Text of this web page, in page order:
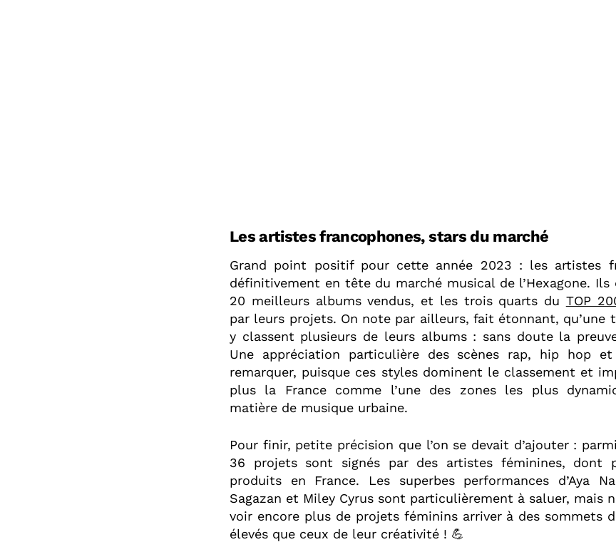
Les artistes francophones, stars du marché
Grand point positif pour cette année 2023 : les artistes
définitivement en tête du marché musical de l’Hexagone. Ils
20 meilleurs albums vendus, et les trois quarts du TOP
par leurs projets. On note par ailleurs, fait étonnant, qu’une
y classent plusieurs de leurs albums : sans doute la
Une appréciation particulière des scènes rap, hip hop
remarquer, puisque ces styles dominent le classement et
plus la France comme l’une des zones les plus
matière de musique urbaine.
Pour finir, petite précision que l’on se devait d’ajouter :
36 projets sont signés par des artistes féminines, dont
produits en France. Les superbes performances d’Aya
Sagazan et Miley Cyrus sont particulièrement à saluer, mais
voir encore plus de projets féminins arriver à des sommets
élevés que ceux de leur créativité ! 💪